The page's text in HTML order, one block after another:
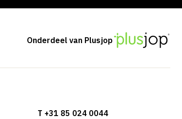
Onderdeel van Plusjop
T +31 85 024 0044